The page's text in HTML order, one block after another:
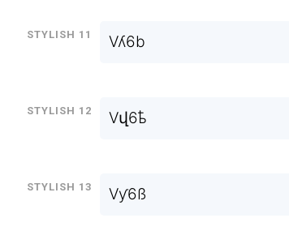
Stylish 11 Vʎ6b
Stylish 12 Vվ6ҍ
Stylish 13 Vƴ6ß